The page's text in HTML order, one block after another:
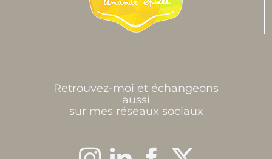
Retrouvez-moi et échangeons
aussi
sur mes réseaux sociaux